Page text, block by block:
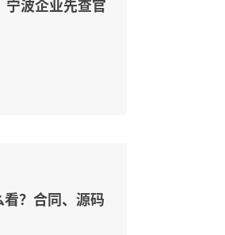
宁波企业先查官
看？合同、源码